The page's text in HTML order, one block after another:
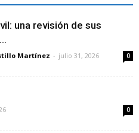
una revisión de sus
Martínez - julio 31, 2026 0
0